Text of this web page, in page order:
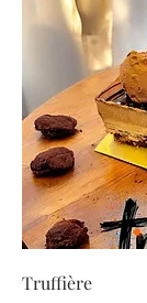
Truffière